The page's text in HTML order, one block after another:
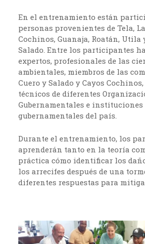
En el entrenamiento están
personas provenientes de Tela,
Cochinos, Guanaja, Roatán, Utila
Salado. Entre los participantes
expertos, profesionales de las
ambientales, miembros de las
Cuero y Salado y Cayos
técnicos de diferentes
Gubernamentales e instituciones
gubernamentales del país.
Durante el entrenamiento, los
aprenderán tanto en la teoría
práctica cómo identificar los
los arrecifes después de una
diferentes respuestas para